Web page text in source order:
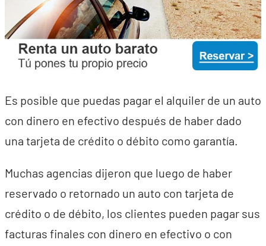
Es posible que puedas pagar el alquiler de un auto
con dinero en efectivo después de haber dado
una tarjeta de crédito o débito como garantía.
Muchas agencias dijeron que luego de haber
reservado o retornado un auto con tarjeta de
crédito o de débito, los clientes pueden pagar sus
facturas finales con dinero en efectivo o con